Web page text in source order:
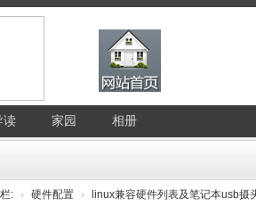
读 家园 相册
: › 硬件配置 › linux兼容硬件列表及笔记本usb摄